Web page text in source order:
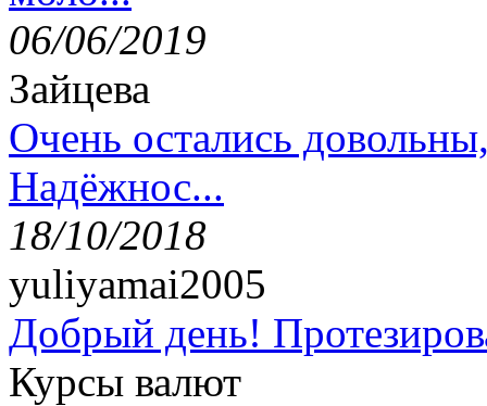
06/06/2019
Зайцева
Очень остались
Надёжнос...
18/10/2018
yuliyamai2005
Добрый день!
Курсы валют